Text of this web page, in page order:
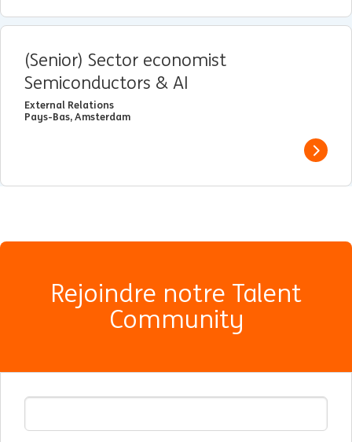
(Senior) Sector economist
Semiconductors & AI
External Relations
Pays-Bas, Amsterdam
View
Rejoindre notre Talent
Community
Adresse email